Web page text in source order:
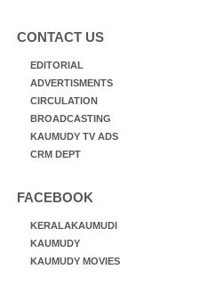
CONTACT US
EDITORIAL
ADVERTISMENTS
CIRCULATION
BROADCASTING
KAUMUDY TV ADS
CRM DEPT
FACEBOOK
KERALAKAUMUDI
KAUMUDY
KAUMUDY MOVIES